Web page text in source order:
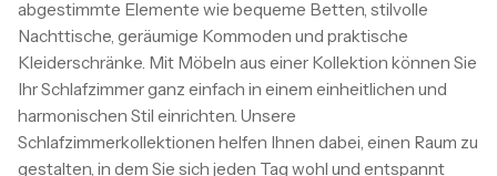
abgestimmte Elemente wie bequeme Betten, stilvolle
Nachttische, geräumige Kommoden und praktische
Kleiderschränke. Mit Möbeln aus einer Kollektion können Sie
Ihr Schlafzimmer ganz einfach in einem einheitlichen und
harmonischen Stil einrichten. Unsere
Schlafzimmerkollektionen helfen Ihnen dabei, einen Raum zu
gestalten, in dem Sie sich jeden Tag wohl und entspannt